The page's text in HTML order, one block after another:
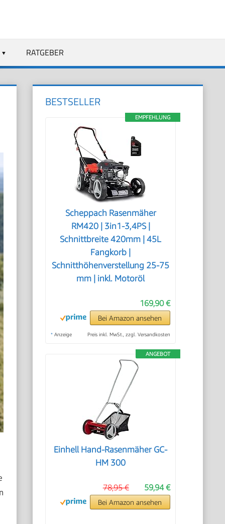
RATGEBER
BESTSELLER
EMPFEHLUNG
Scheppach Rasenmäher
RM420 | 3in1-3,4PS |
Schnittbreite 420mm | 45L
Fangkorb |
Schnitthöhenverstellung 25-75
mm | inkl. Motoröl
169,90 €
Bei Amazon ansehen
* Anzeige Preis inkl. MwSt., zzgl. Versandkosten
ANGEBOT
Einhell Hand-Rasenmäher GC-
HM 300
59,94 €
78,95 €
Bei Amazon ansehen